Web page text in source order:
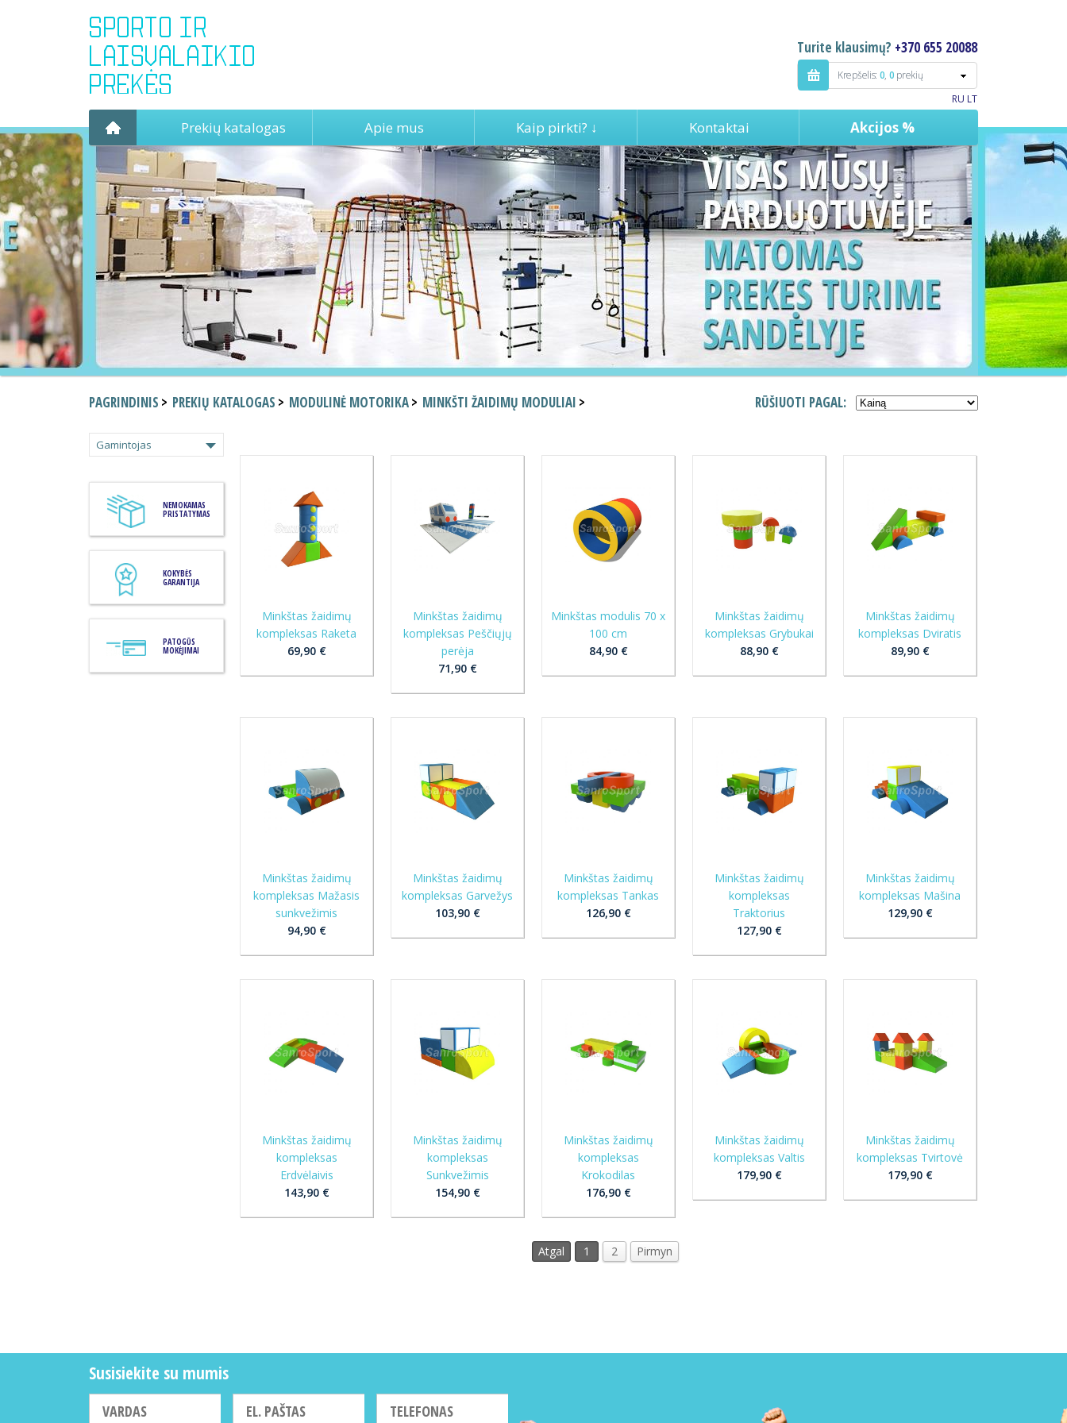
Turite klausimų? +370 655 20088
Krepšelis: 0, 0 prekių
RU LT
Prekių katalogas Apie mus Kaip pirkti? ↓ Kontaktai Akcijos %
PAGRINDINIS PREKIŲ KATALOGAS MODULINĖ MOTORIKA MINKŠTI ŽAIDIMŲ MODULIAI RŪŠIUOTI PAGAL:
Gamintojas
NEMOKAMAS
PRISTATYMAS
KOKYBĖS
GARANTIJA
PATOGŪS
MOKĖJIMAI
Minkštas žaidimų
kompleksas Raketa
69,90 €
Minkštas žaidimų
kompleksas Peščiųjų
perėja
71,90 €
Minkštas modulis 70 x
100 cm
84,90 €
Minkštas žaidimų
kompleksas Grybukai
88,90 €
Minkštas žaidimų
kompleksas Dviratis
89,90 €
Minkštas žaidimų
kompleksas Mažasis
sunkvežimis
94,90 €
Minkštas žaidimų
kompleksas Garvežys
103,90 €
Minkštas žaidimų
kompleksas Tankas
126,90 €
Minkštas žaidimų
kompleksas
Traktorius
127,90 €
Minkštas žaidimų
kompleksas Mašina
129,90 €
Minkštas žaidimų
kompleksas
Erdvėlaivis
143,90 €
Minkštas žaidimų
kompleksas
Sunkvežimis
154,90 €
Minkštas žaidimų
kompleksas
Krokodilas
176,90 €
Minkštas žaidimų
kompleksas Valtis
179,90 €
Minkštas žaidimų
kompleksas Tvirtovė
179,90 €
Atgal 1 2 Pirmyn
Susisiekite su mumis